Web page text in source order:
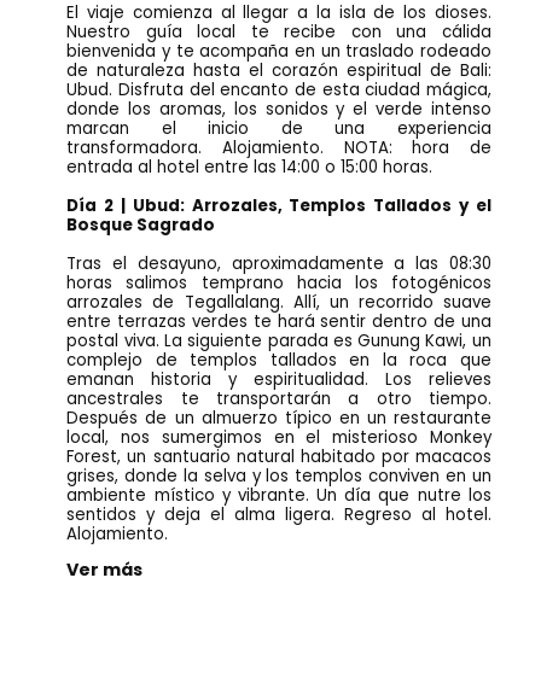
El viaje comienza al llegar a la isla de los dioses.
Nuestro guía local te recibe con una cálida
bienvenida y te acompaña en un traslado rodeado
de naturaleza hasta el corazón espiritual de Bali:
Ubud. Disfruta del encanto de esta ciudad mágica,
donde los aromas, los sonidos y el verde intenso
marcan el inicio de una experiencia
transformadora. Alojamiento. NOTA: hora de
entrada al hotel entre las 14:00 o 15:00 horas.
Día 2 | Ubud: Arrozales, Templos Tallados y el
Bosque Sagrado
Tras el desayuno, aproximadamente a las 08:30
horas salimos temprano hacia los fotogénicos
arrozales de Tegallalang. Allí, un recorrido suave
entre terrazas verdes te hará sentir dentro de una
postal viva. La siguiente parada es Gunung Kawi, un
complejo de templos tallados en la roca que
emanan historia y espiritualidad. Los relieves
ancestrales te transportarán a otro tiempo.
Después de un almuerzo típico en un restaurante
local, nos sumergimos en el misterioso Monkey
Forest, un santuario natural habitado por macacos
grises, donde la selva y los templos conviven en un
ambiente místico y vibrante. Un día que nutre los
sentidos y deja el alma ligera. Regreso al hotel.
Alojamiento.
Ver más